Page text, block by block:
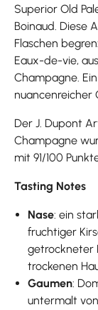
Superior Old
Boinaud. Diese
Flaschen
Eaux-de-vie,
Champagne.
nuancenreicher
Der J. Dupont
Champagne
mit 91/100
Tasting Notes
Nase: ein
fruchtiger
getrockneter
trockenen
Gaumen:
untermalt